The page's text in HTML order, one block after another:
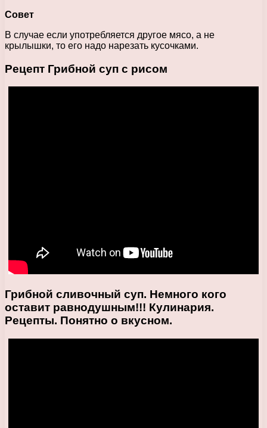
Совет
В случае если употребляется другое мясо, а не
крылышки, то его надо нарезать кусочками.
Рецепт Грибной суп с рисом
Грибной сливочный суп. Немного кого
оставит равнодушным!!! Кулинария.
Рецепты. Понятно о вкусном.